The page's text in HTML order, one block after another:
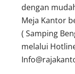
dengan
Meja Kantor
( Samping
melalui